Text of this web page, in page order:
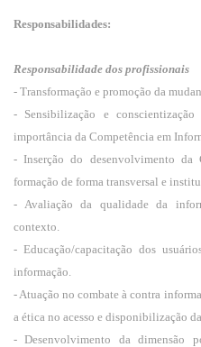
Responsabilidades:
Responsabilidade dos profissionais
- Transformação e promoção da
- Sensibilização e
importância da Competência em
- Inserção do desenvolvimento da
formação de forma transversal e
- Avaliação da qualidade da
contexto.
- Educação/capacitação dos
informação.
- Atuação no combate à contra
a ética no acesso e disponibilização
- Desenvolvimento da dimensão